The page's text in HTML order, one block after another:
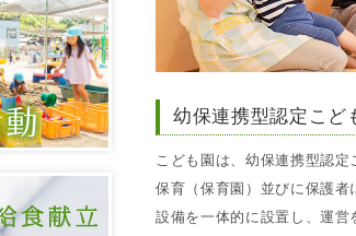
幼保連携型認定こど
こども園は、幼保連携型認
保育（保育園）並びに保護者
設備を一体的に設置し、運営